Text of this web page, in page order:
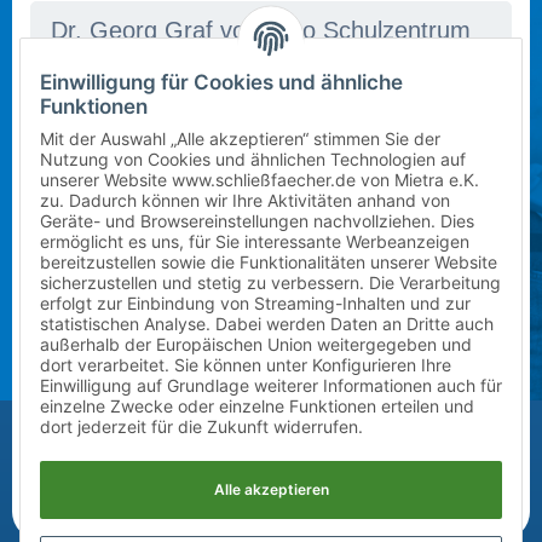
In dieser Schule stehen derzeit leider keine Schließfächer
zur Verfügung. Bitte kontaktieren Sie uns per E-Mail
aninfo@mietra.de.
Mietbeginn wählen
Schuljahr 2026/2027 (ab sofort)
Klasse wählen
Bitte wählen Sie die korrekte Klassenstufe im
kommenden Schuljahr.
1
Zusatz (Klasse a, b, c) wählen
?
Vor-/Nachname des Kindes
Einwilligung für Cookies und ähnliche
Funktionen
Mit der Auswahl „Alle akzeptieren“ stimmen Sie der
Nutzung von Cookies und ähnlichen Technologien auf
unserer Website www.schließfaecher.de von Mietra e.K.
zu. Dadurch können wir Ihre Aktivitäten anhand von
Geräte- und Browsereinstellungen nachvollziehen. Dies
ermöglicht es uns, für Sie interessante Werbeanzeigen
bereitzustellen sowie die Funktionalitäten unserer Website
sicherzustellen und stetig zu verbessern. Die Verarbeitung
erfolgt zur Einbindung von Streaming-Inhalten und zur
statistischen Analyse. Dabei werden Daten an Dritte auch
außerhalb der Europäischen Union weitergegeben und
dort verarbeitet. Sie können unter Konfigurieren Ihre
Einwilligung auf Grundlage weiterer Informationen auch für
einzelne Zwecke oder einzelne Funktionen erteilen und
dort jederzeit für die Zukunft widerrufen.
Alle akzeptieren